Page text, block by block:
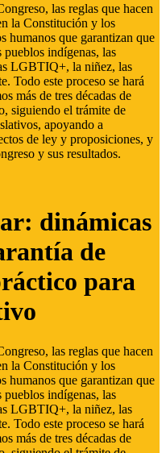
las reglas que hacen
la Constitución y los
humanos que garantizan que
indígenas, las
LGBTIQ+, la niñez, las
Todo este proceso se hará
más de tres décadas de
siguiendo el trámite de
apoyando a
de ley y proposiciones, y
y sus resultados.
dinámicas
de
para
las reglas que hacen
la Constitución y los
humanos que garantizan que
indígenas, las
LGBTIQ+, la niñez, las
Todo este proceso se hará
más de tres décadas de